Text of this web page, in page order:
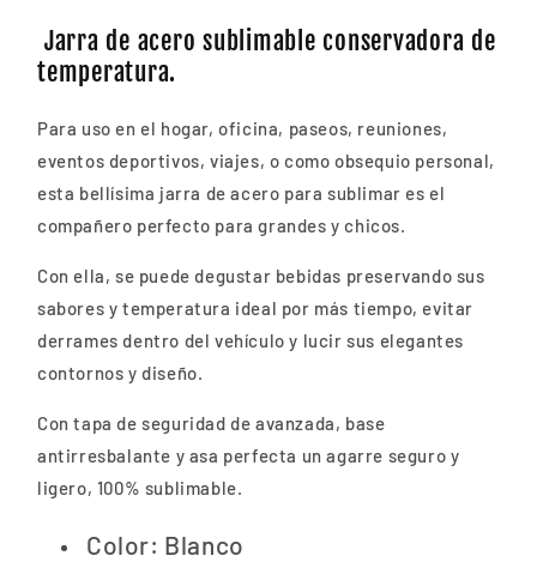
ACERO
500ml
SUBLIMABLE
ACERO
500ml
Jarra de acero sublimable conservadora de
temperatura.
Para uso en el hogar, oficina, paseos, reuniones,
eventos deportivos, viajes, o como obsequio personal,
esta bellísima jarra de acero para sublimar es el
compañero perfecto para grandes y chicos.
Con ella, se puede degustar bebidas preservando sus
sabores y temperatura ideal por más tiempo, evitar
derrames dentro del vehículo y lucir sus elegantes
contornos y diseño.
Con tapa de seguridad de avanzada, base
antirresbalante y asa perfecta un agarre seguro y
ligero, 100% sublimable.
Color: Blanco